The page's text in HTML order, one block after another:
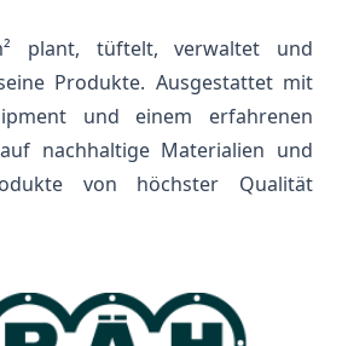
plant, tüftelt, verwaltet und
Produkte. Ausgestattet mit
und einem erfahrenen
nachhaltige Materialien und
von höchster Qualität